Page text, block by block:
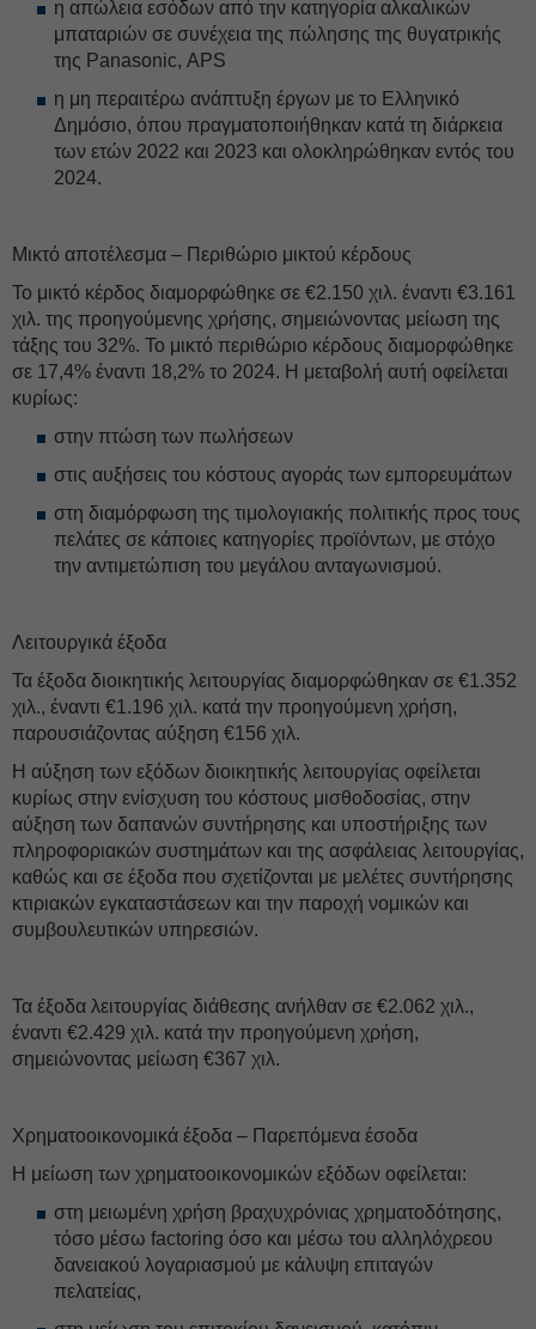
η απώλεια εσόδων από την κατηγορία αλκαλικών
μπαταριών σε συνέχεια της πώλησης της θυγατρικής
της Panasonic, APS
η μη περαιτέρω ανάπτυξη έργων με το Ελληνικό
Δημόσιο, όπου πραγματοποιήθηκαν κατά τη διάρκεια
των ετών 2022 και 2023 και ολοκληρώθηκαν εντός του
2024.
Μικτό αποτέλεσμα – Περιθώριο μικτού κέρδους
Το μικτό κέρδος διαμορφώθηκε σε €2.150 χιλ. έναντι €3.161
χιλ. της προηγούμενης χρήσης, σημειώνοντας μείωση της
τάξης του 32%. Το μικτό περιθώριο κέρδους διαμορφώθηκε
σε 17,4% έναντι 18,2% το 2024. Η μεταβολή αυτή οφείλεται
κυρίως:
στην πτώση των πωλήσεων
στις αυξήσεις του κόστους αγοράς των εμπορευμάτων
στη διαμόρφωση της τιμολογιακής πολιτικής προς τους
πελάτες σε κάποιες κατηγορίες προϊόντων, με στόχο
την αντιμετώπιση του μεγάλου ανταγωνισμού.
Λειτουργικά έξοδα
Τα έξοδα διοικητικής λειτουργίας διαμορφώθηκαν σε €1.352
χιλ., έναντι €1.196 χιλ. κατά την προηγούμενη χρήση,
παρουσιάζοντας αύξηση €156 χιλ.
Η αύξηση των εξόδων διοικητικής λειτουργίας οφείλεται
κυρίως στην ενίσχυση του κόστους μισθοδοσίας, στην
αύξηση των δαπανών συντήρησης και υποστήριξης των
πληροφοριακών συστημάτων και της ασφάλειας λειτουργίας,
καθώς και σε έξοδα που σχετίζονται με μελέτες συντήρησης
κτιριακών εγκαταστάσεων και την παροχή νομικών και
συμβουλευτικών υπηρεσιών.
Τα έξοδα λειτουργίας διάθεσης ανήλθαν σε €2.062 χιλ.,
έναντι €2.429 χιλ. κατά την προηγούμενη χρήση,
σημειώνοντας μείωση €367 χιλ.
Χρηματοοικονομικά έξοδα – Παρεπόμενα έσοδα
Η μείωση των χρηματοοικονομικών εξόδων οφείλεται:
στη μειωμένη χρήση βραχυχρόνιας χρηματοδότησης,
τόσο μέσω factoring όσο και μέσω του αλληλόχρεου
δανειακού λογαριασμού με κάλυψη επιταγών
πελατείας,